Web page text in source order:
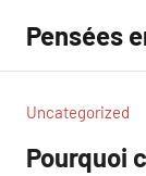
contenu
Pensées
Uncategorized
Pourquoi